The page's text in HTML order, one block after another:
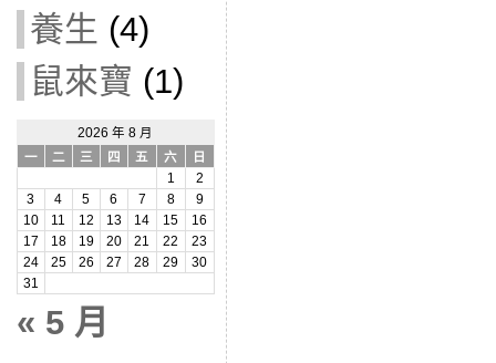
養生 (4)
鼠來寶 (1)
2026 年 8 月
一
二 三 四 五 六
日
1
2
3
4 5 6 7 8
9
10
11 12 13 14 15
16
17
18 19 20 21 22
23
24
25 26 27 28 29
30
31
« 5 月